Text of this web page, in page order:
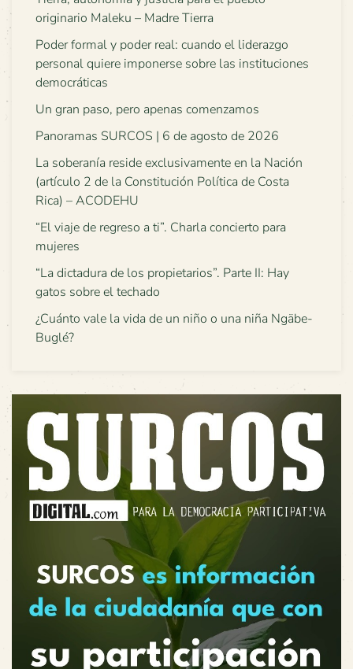
originario Maleku – Madre Tierra
Poder formal y poder real: cuando el liderazgo
personal quiere imponerse sobre las instituciones
democráticas
Un gran paso, pero apenas comenzamos
Panoramas SURCOS | 6 de agosto de 2026
La soberanía reside exclusivamente en la Nación
(artículo 2 de la Constitución Política de Costa
Rica) – ACODEHU
“El viaje de regreso a ti”. Charla concierto para
mujeres
“La dictadura de los propietarios”. Parte II: Hay
gatos sobre el techado
¿Cuánto vale la vida de un niño o una niña Ngäbe-
Buglé?